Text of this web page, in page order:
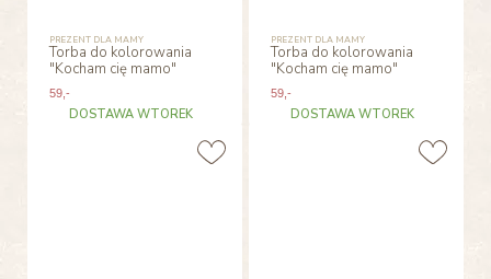
PREZENT DLA MAMY
Torba do kolorowania
"Kocham cię mamo"
59,-
DOSTAWA WTOREK
PREZENT DLA MAMY
Torba do kolorowania
"Kocham cię mamo"
59 ,-
DOSTAWA WTOREK